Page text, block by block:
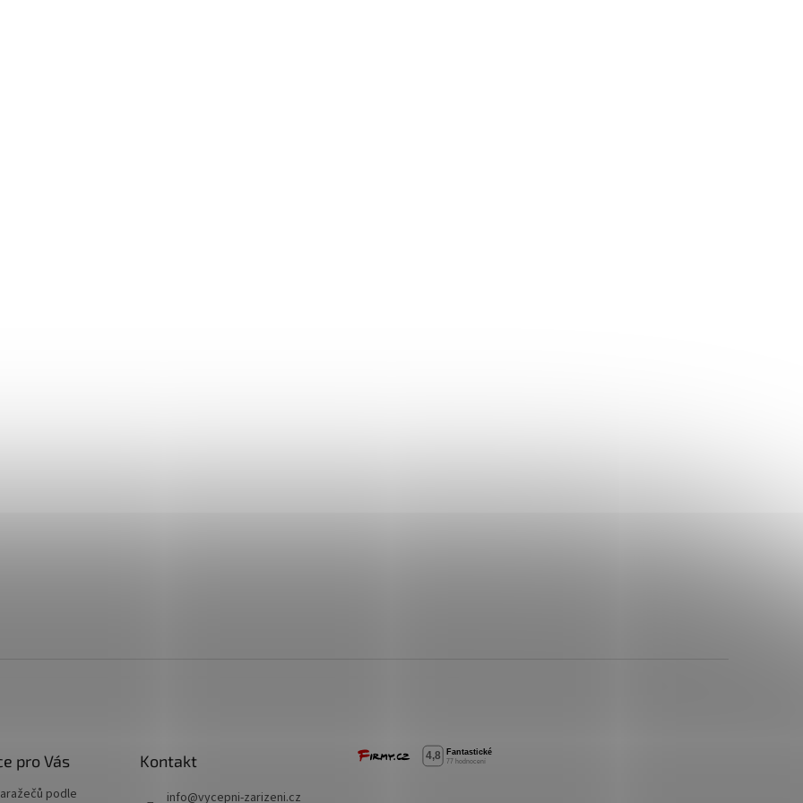
pro Vás
podle
Kontakt
info@vycepni-zarizeni.cz